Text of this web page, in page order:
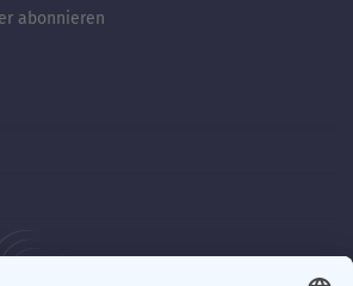
abonnieren